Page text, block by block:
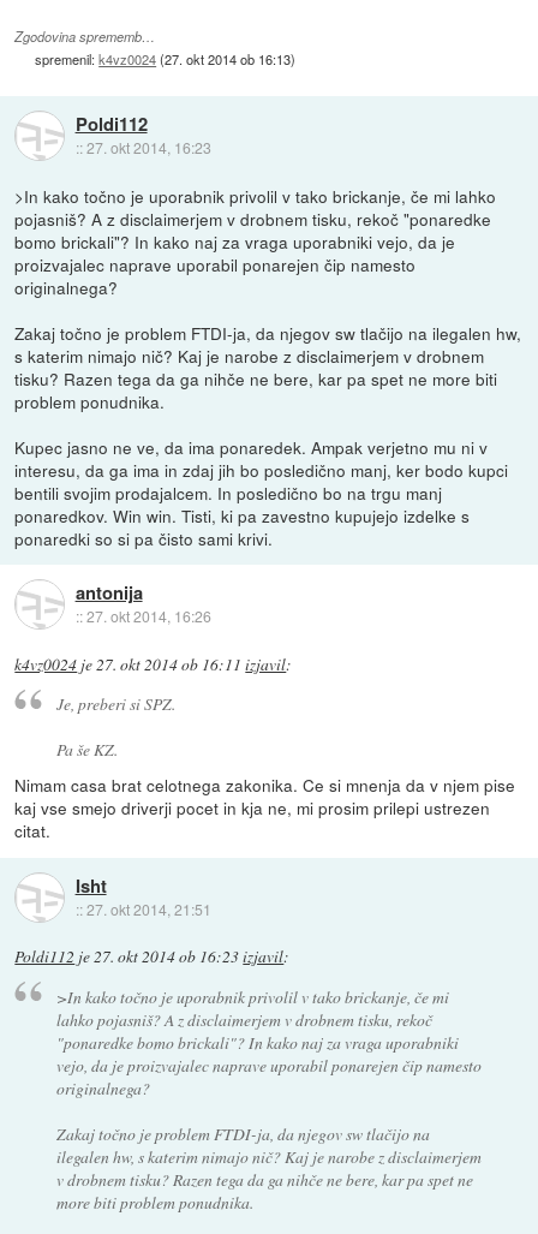
Zgodovina sprememb…
spremenil:k4vz0024(27. okt 2014 ob 16:13)
Poldi112
::27. okt 2014, 16:23
>In kako točno je uporabnik privolil v tako brickanje, če mi lahko
pojasniš? A z disclaimerjem v drobnem tisku, rekoč "ponaredke
bomo brickali"? In kako naj za vraga uporabniki vejo, da je
proizvajalec naprave uporabil ponarejen čip namesto
originalnega?
Zakaj točno je problem FTDI-ja, da njegov sw tlačijo na ilegalen hw,
s katerim nimajo nič? Kaj je narobe z disclaimerjem v drobnem
tisku? Razen tega da ga nihče ne bere, kar pa spet ne more biti
problem ponudnika.
Kupec jasno ne ve, da ima ponaredek. Ampak verjetno mu ni v
interesu, da ga ima in zdaj jih bo posledično manj, ker bodo kupci
bentili svojim prodajalcem. In posledično bo na trgu manj
ponaredkov. Win win. Tisti, ki pa zavestno kupujejo izdelke s
ponaredki so si pa čisto sami krivi.
antonija
::27. okt 2014, 16:26
k4vz0024 je27. okt 2014 ob 16:11 izjavil:
Je, preberi si SPZ.
Pa še KZ.
Nimam casa brat celotnega zakonika. Ce si mnenja da v njem pise
kaj vse smejo driverji pocet in kja ne, mi prosim prilepi ustrezen
citat.
Isht
::27. okt 2014, 21:51
Poldi112 je27. okt 2014 ob 16:23izjavil:
>In kako točno je uporabnik privolil v tako brickanje, če mi
lahko pojasniš? A z disclaimerjem v drobnem tisku, rekoč
"ponaredke bomo brickali"? In kako naj za vraga uporabniki
vejo, da je proizvajalec naprave uporabil ponarejen čip namesto
originalnega?
Zakaj točno je problem FTDI-ja, da njegov sw tlačijo na
ilegalen hw, s katerim nimajo nič? Kaj je narobe z disclaimerjem
v drobnem tisku? Razen tega da ga nihče ne bere, kar pa spet ne
more biti problem ponudnika.